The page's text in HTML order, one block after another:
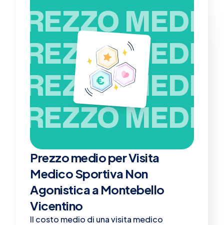
PREZZO MEDIO
PREZZO MEDIO
PREZZO MEDIO
PREZZO MEDIO
Prezzo medio per Visita
Medico Sportiva Non
Agonistica a Montebello
Vicentino
Il costo medio di una visita medico